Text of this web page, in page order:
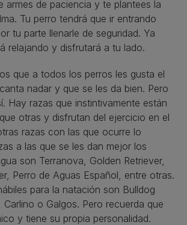
armes de paciencia y te plantees la
Tu perro tendrá que ir entrando
tu parte llenarle de seguridad. Ya
relajando y disfrutará a tu lado.
que a todos los perros les gusta el
nadar y que se les da bien. Pero
Hay razas que instintivamente están
otras y disfrutan del ejercicio en el
razas con las que ocurre lo
a las que se les dan mejor los
son Terranova, Golden Retriever,
Perro de Aguas Español, entre otras.
para la natación son Bulldog
Carlino o Galgos. Pero recuerda que
y tiene su propia personalidad.